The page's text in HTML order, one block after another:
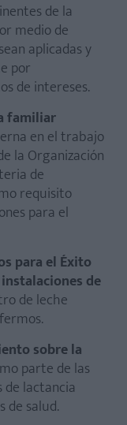
de la
medio de
aplicadas y
por
de intereses.
familiar
en el trabajo
la Organización
de
requisito
para el
para el Éxito
de
de leche
sobre la
parte de las
lactancia
de salud.